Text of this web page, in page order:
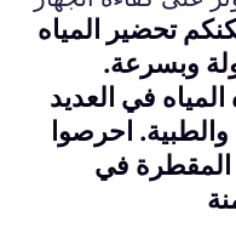
تحضير المياه
وبسرعة.
في العديد
احرصوا
المقطرة في